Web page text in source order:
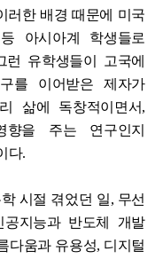
러한 배경 때문에 미국
아시아계 학생들로
유학생들이 고국에
를 이어받은 제자가
삶에 독창적이면서,
향을 주는 연구인지
다.
시절 겪었던 일, 무선
지능과 반도체 개발
다움과 유용성, 디지털